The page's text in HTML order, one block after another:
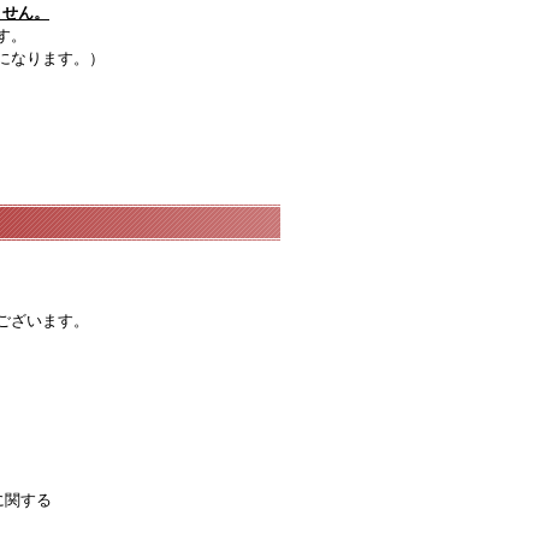
ん。
ります。）
います。
関する